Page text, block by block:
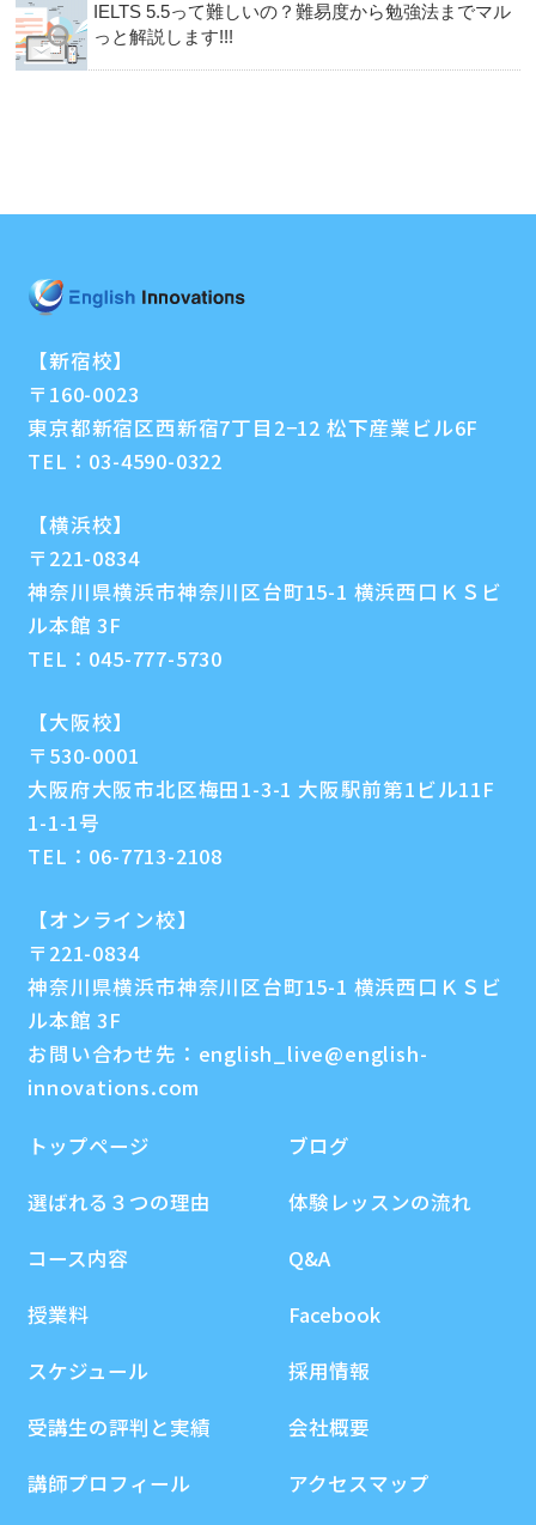
IELTS 5.5って難しいの？難易度から勉強法までマル
っと解説します!!!
【新宿校】
〒160-0023
東京都新宿区西新宿7丁目2−12 松下産業ビル6F
TEL： 03-4590-0322
【横浜校】
〒221-0834
神奈川県横浜市神奈川区台町15-1 横浜西口ＫＳビ
ル本館 3F
TEL： 045-777-5730
【大阪校】
〒530-0001
大阪府大阪市北区梅田1-3-1 大阪駅前第1ビル11F
1-1-1号
TEL： 06-7713-2108
【オンライン校】
〒221-0834
神奈川県横浜市神奈川区台町15-1 横浜西口ＫＳビ
ル本館 3F
お問い合わせ先： english_live@english-
innovations.com
トップページ
選ばれる３つの理由
コース内容
授業料
スケジュール
受講生の評判と実績
講師プロフィール
ブログ
体験レッスンの流れ
Q&A
Facebook
採用情報
会社概要
アクセスマップ